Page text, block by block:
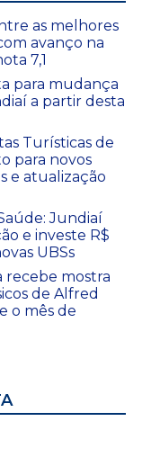
as melhores
avanço na
7,1
para mudança
a partir desta
Turísticas de
para novos
e atualização
Jundiaí
e investe R$
UBSs
recebe mostra
de Alfred
o mês de